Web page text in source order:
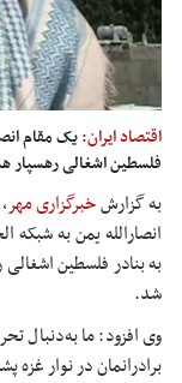
اقتصاد ایران:یک مقام
فلسطین اشغالی رهسپار
به گزارشخبرگزاری مهر
انصارالله یمن به
به بنادر فلسطین
شد.
وی افزود: ما به‌دنبال
برادرانمان در نوار غزه